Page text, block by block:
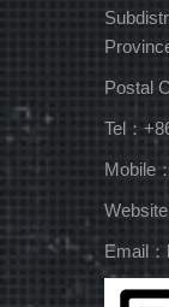
Postal
Tel：
Mobile
Email